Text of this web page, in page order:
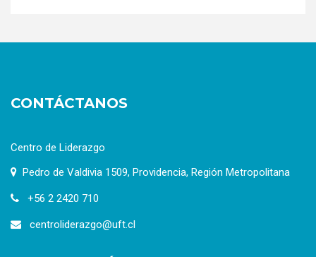
CONTÁCTANOS
Centro de Liderazgo
Pedro de Valdivia 1509, Providencia, Región Metropolitana
+56 2 2420 710
centroliderazgo@uft.cl